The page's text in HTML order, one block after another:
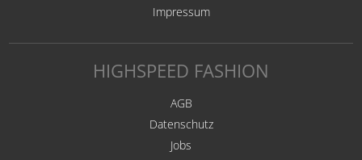
Impressum
HIGHSPEED FASHION
AGB
Datenschutz
Jobs